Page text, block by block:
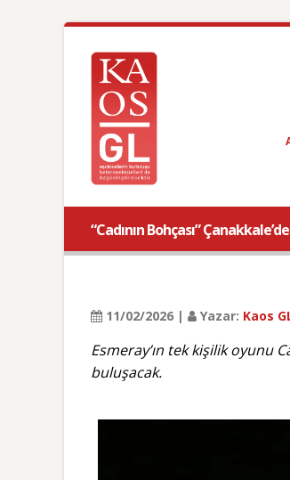
“Cadının Bohçası”
11/02/2026 | Yazar: Kaos
Esmeray’ın tek kişilik oyunu
buluşacak.